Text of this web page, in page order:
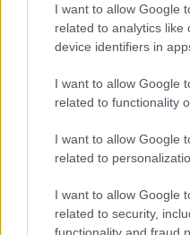
I want to allow Google
related to analytics like
device identifiers in
I want to allow Google
related to functionality
I want to allow Google
related to
I want to allow Google
related to security,
functionality and fraud
είναι επιστρεπτέα.
πίσω. Σε όλα τα
έκλεισε εξ ανάγκης
της σφάλμα. Και το
την άποψή μου
συνολικά είναι να
που δημιουργήθηκε
Αλέξης Τσίπρας.